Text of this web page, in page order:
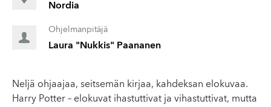
Nordia
Ohjelmanpitäjä
Laura "Nukkis" Paananen
Neljä ohjaajaa, seitsemän kirjaa, kahdeksan elokuvaa.
Harry Potter – elokuvat ihastuttivat ja vihastuttivat, mutta